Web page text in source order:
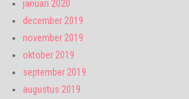
januari 2020
december 2019
november 2019
oktober 2019
september 2019
augustus 2019